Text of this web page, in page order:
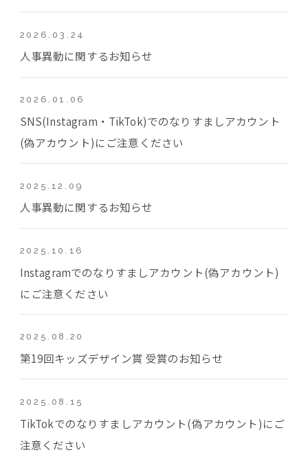
2026.03.24
人事異動に関するお知らせ
2026.01.06
SNS(Instagram・TikTok)でのなりすましアカウント
(偽アカウント)にご注意ください
2025.12.09
人事異動に関するお知らせ
2025.10.16
Instagramでのなりすましアカウント(偽アカウント)
にご注意ください
2025.08.20
第19回キッズデザイン賞 受賞のお知らせ
2025.08.15
TikTokでのなりすましアカウント(偽アカウント)にご
注意ください